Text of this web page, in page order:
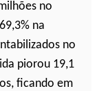
no
na
no
piorou 19,1
ficando em